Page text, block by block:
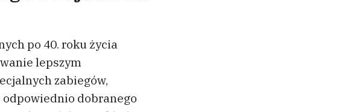
po 40. roku życia
lepszym
zabiegów,
dobranego